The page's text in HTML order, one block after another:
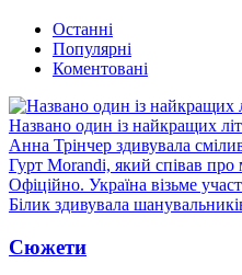
Останні
Популярні
Коментовані
Названо один із найкращих
Анна Трінчер здивувала
Гурт Morandi, який співав про
Офіційно. Україна візьме
Білик здивувала
Сюжети